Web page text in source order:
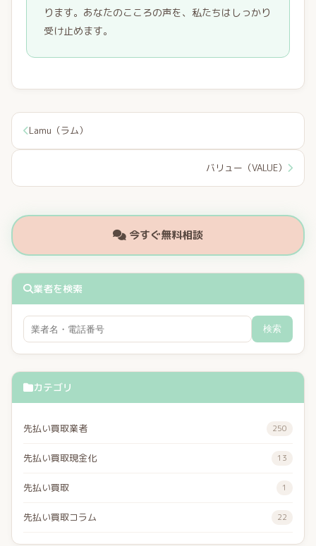
ります。あなたのこころの声を、私たちはしっかり
受け止めます。
Lamu（ラム）
バリュー（VALUE）
今すぐ無料相談
業者を検索
検索
カテゴリ
先払い買取業者 250
先払い買取現金化 13
先払い買取 1
先払い買取コラム 22